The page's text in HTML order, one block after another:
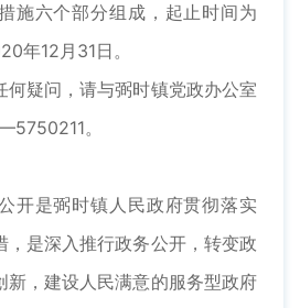
施六个部分组成，起止时间为
年12月31日。
疑问，请与弼时镇党政办公室
。
是弼时镇人民政府贯彻落实
，是深入推行政务公开，转变政
新，建设人民满意的服务型政府